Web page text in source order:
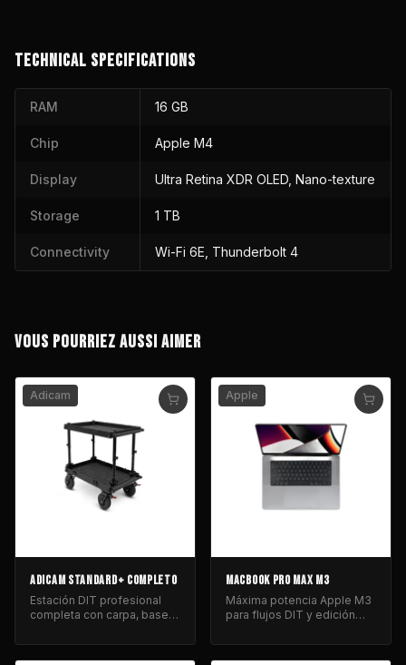
TECHNICAL SPECIFICATIONS
RAM 16 GB
Chip Apple M4
Display Ultra Retina XDR OLED, Nano-texture
Storage 1 TB
Connectivity Wi-Fi 6E, Thunderbolt 4
VOUS POURRIEZ AUSSI AIMER
Adicam
ADICAM STANDARD+ COMPLETO
Estación DIT profesional
completa con carpa, base
organización.
Apple
MACBOOK PRO MAX M3
Máxima potencia Apple M3
para flujos DIT y edición
One.